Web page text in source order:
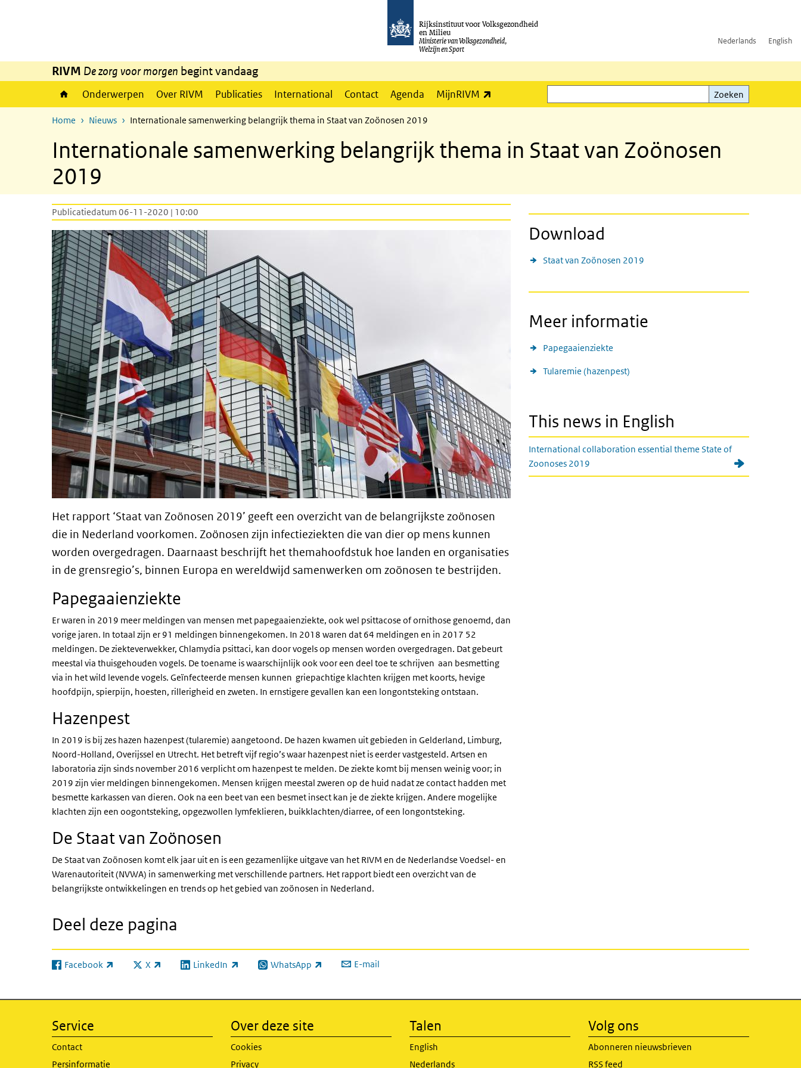
Rijksinstituut voor Volksgezondheid
en Milieu
Ministerie van Volksgezondheid,
Welzijn en Sport
Nederlands English
RIVM De zorg voor morgen begint vandaag
Onderwerpen Over RIVM Publicaties International Contact Agenda MijnRIVM
Zoeken
Zoeken
Home Nieuws Internationale samenwerking belangrijk thema in Staat van Zoönosen 2019
Internationale samenwerking belangrijk thema in Staat van Zoönosen
2019
Publicatiedatum 06-11-2020 | 10:00
Het rapport ‘Staat van Zoönosen 2019’ geeft een overzicht van de belangrijkste zoönosen
die in Nederland voorkomen. Zoönosen zijn infectieziekten die van dier op mens kunnen
worden overgedragen. Daarnaast beschrijft het themahoofdstuk hoe landen en organisaties
in de grensregio’s, binnen Europa en wereldwijd samenwerken om zoönosen te bestrijden.
Papegaaienziekte
Er waren in 2019 meer meldingen van mensen met papegaaienziekte, ook wel psittacose of ornithose genoemd, dan
vorige jaren. In totaal zijn er 91 meldingen binnengekomen. In 2018 waren dat 64 meldingen en in 2017 52
meldingen. De ziekteverwekker, Chlamydia psittaci, kan door vogels op mensen worden overgedragen. Dat gebeurt
meestal via thuisgehouden vogels. De toename is waarschijnlijk ook voor een deel toe te schrijven aan besmetting
via in het wild levende vogels. Geïnfecteerde mensen kunnen griepachtige klachten krijgen met koorts, hevige
hoofdpijn, spierpijn, hoesten, rillerigheid en zweten. In ernstigere gevallen kan een longontsteking ontstaan.
Hazenpest
In 2019 is bij zes hazen hazenpest (tularemie) aangetoond. De hazen kwamen uit gebieden in Gelderland, Limburg,
Noord-Holland, Overijssel en Utrecht. Het betreft vijf regio’s waar hazenpest niet is eerder vastgesteld. Artsen en
laboratoria zijn sinds november 2016 verplicht om hazenpest te melden. De ziekte komt bij mensen weinig voor; in
2019 zijn vier meldingen binnengekomen. Mensen krijgen meestal zweren op de huid nadat ze contact hadden met
besmette karkassen van dieren. Ook na een beet van een besmet insect kan je de ziekte krijgen. Andere mogelijke
klachten zijn een oogontsteking, opgezwollen lymfeklieren, buikklachten/diarree, of een longontsteking.
De Staat van Zoönosen
De Staat van Zoönosen komt elk jaar uit en is een gezamenlijke uitgave van het RIVM en de Nederlandse Voedsel- en
Warenautoriteit (NVWA) in samenwerking met verschillende partners. Het rapport biedt een overzicht van de
belangrijkste ontwikkelingen en trends op het gebied van zoönosen in Nederland.
Download
Staat van Zoönosen 2019
Meer informatie
Papegaaienziekte
Tularemie (hazenpest)
This news in English
International collaboration essential theme State of
Zoonoses 2019
Deel deze pagina
Facebook
(externe link) X
(externe link) LinkedIn
(externe link) WhatsApp
(externe link) E-mail
Service
Contact
Persinformatie
Over deze site
Cookies
Privacy
Talen
English
Nederlands
Volg ons
Abonneren nieuwsbrieven
RSS feed